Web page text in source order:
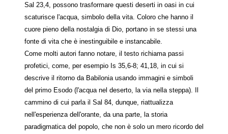
Sal 23,4, possono trasformare questi deserti in oasi in cui
scaturisce l'acqua, simbolo della vita. Coloro che hanno il
cuore pieno della nostalgia di Dio, portano in se stessi una
fonte di vita che è inestinguibile e instancabile.
Come molti autori fanno notare, il testo richiama passi
profetici, come, per esempio Is 35,6-8; 41,18, in cui si
descrive il ritorno da Babilonia usando immagini e simboli
del primo Esodo (l'acqua nel deserto, la via nella steppa). Il
cammino di cui parla il Sal 84, dunque, riattualizza
nell'esperienza dell'orante, da una parte, la storia
paradigmatica del popolo, che non è solo un mero ricordo del